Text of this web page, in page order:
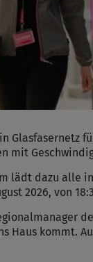
Glasfasernetz
mit
lädt dazu alle
2026, von
Haus kommt.